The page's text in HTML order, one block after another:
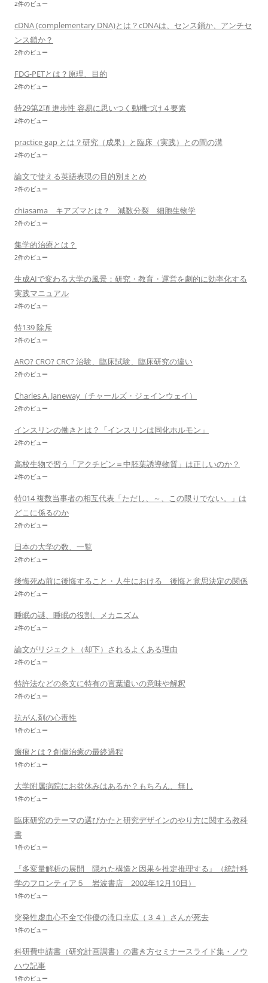
2件のビュー
cDNA (complementary DNA)とは？cDNAは、センス鎖か、アンチセ
ンス鎖か？
2件のビュー
FDG-PETとは？原理、目的
2件のビュー
特29第2項 進歩性 容易に思いつく動機づけ４要素
2件のビュー
practice gap とは？研究（成果）と臨床（実践）との間の溝
2件のビュー
論文で使える英語表現の目的別まとめ
2件のビュー
chiasama キアズマとは？ 減数分裂 細胞生物学
2件のビュー
集学的治療とは？
2件のビュー
生成AIで変わる大学の風景：研究・教育・運営を劇的に効率化する
実践マニュアル
2件のビュー
特139 除斥
2件のビュー
ARO? CRO? CRC? 治験、臨床試験、臨床研究の違い
2件のビュー
Charles A. Janeway（チャールズ・ジェインウェイ）
2件のビュー
インスリンの働きとは？「インスリンは同化ホルモン」
2件のビュー
高校生物で習う「アクチビン＝中胚葉誘導物質」は正しいのか？
2件のビュー
特014 複数当事者の相互代表「ただし、～、この限りでない。」は
どこに係るのか
2件のビュー
日本の大学の数、一覧
2件のビュー
後悔死ぬ前に後悔すること・人生における 後悔と意思決定の関係
2件のビュー
睡眠の謎、睡眠の役割、メカニズム
2件のビュー
論文がリジェクト（却下）されるよくある理由
2件のビュー
特許法などの条文に特有の言葉遣いの意味や解釈
2件のビュー
抗がん剤の心毒性
1件のビュー
瘢痕とは？創傷治癒の最終過程
1件のビュー
大学附属病院にお盆休みはあるか？もちろん、無し
1件のビュー
臨床研究のテーマの選びかたと研究デザインのやり方に関する教科
書
1件のビュー
『多変量解析の展開 隠れた構造と因果を推定推理する』（統計科
学のフロンティア５ 岩波書店 2002年12月10日）
1件のビュー
突発性虚血心不全で俳優の滝口幸広（３４）さんが死去
1件のビュー
科研費申請書（研究計画調書）の書き方セミナースライド集・ノウ
ハウ記事
1件のビュー